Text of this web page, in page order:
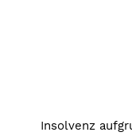
Insolvenz